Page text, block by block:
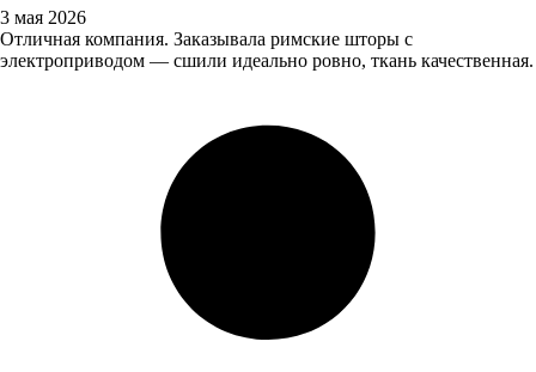
3 мая 2026
Отличная компания. Заказывала римские шторы с
электроприводом — сшили идеально ровно, ткань качественная.